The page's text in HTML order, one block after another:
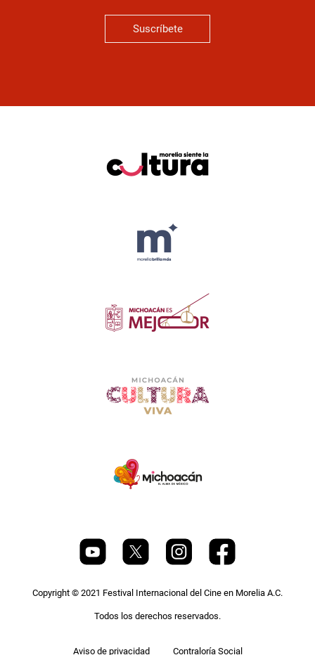
Suscríbete
Copyright © 2021 Festival Internacional del Cine en Morelia A.C.
Todos los derechos reservados.
Aviso de privacidad Contraloría Social